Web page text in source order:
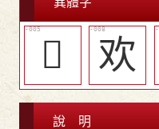
󷳖 欢
說 明